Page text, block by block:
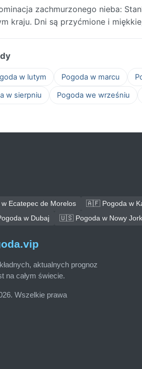
zachmurzonego nieba:
kraju. Dni są przyćmione i
w lutym Pogoda w marcu
w sierpniu Pogoda we wrześniu
Ecatepec de Morelos 🇦🇫 Pogoda w
w Dubaj
🇺🇸 Pogoda w Nowy Jork
aktualnych prognoz
na całym świecie.
Wszelkie prawa